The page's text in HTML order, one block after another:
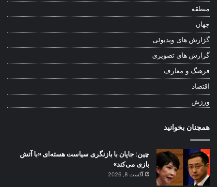
منطقه
جهان
گزارش های ویدیوئی
گزارش های تصویری
فرهنگ و معارف
اقتصاد
ورزش
همچنان بخوانید
چین: جاپان با بازنگری سیاست هسته‌ای «با آتش
بازی می‌کند»
آگست 8, 2026